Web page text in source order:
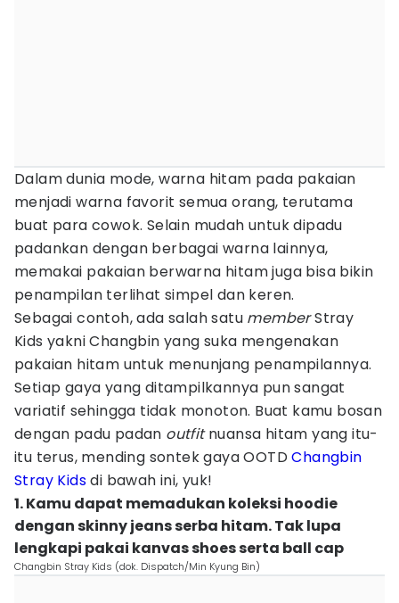
Dalam dunia mode, warna hitam pada pakaian
menjadi warna favorit semua orang, terutama
buat para cowok. Selain mudah untuk dipadu
padankan dengan berbagai warna lainnya,
memakai pakaian berwarna hitam juga bisa bikin
penampilan terlihat simpel dan keren.
Sebagai contoh, ada salah satu memberStray
Kids yakni Changbin yang suka mengenakan
pakaian hitam untuk menunjang penampilannya.
Setiap gaya yang ditampilkannya pun sangat
variatif sehingga tidak monoton. Buat kamu bosan
dengan padu padan outfitnuansa hitam yang itu-
itu terus, mending sontek gaya OOTDChangbin
Stray Kidsdi bawah ini, yuk!
1. Kamu dapat memadukan koleksi hoodie
dengan skinny jeans serba hitam. Tak lupa
lengkapi pakai kanvas shoes serta ball cap
Changbin Stray Kids (dok. Dispatch/Min Kyung Bin)